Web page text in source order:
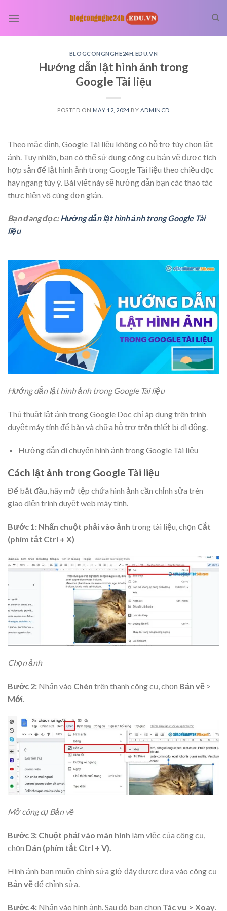
BLOGCONGNGHE24H.EDU.VN
Hướng dẫn lật hình ảnh trong
Google Tài liệu
POSTED ON MAY 12, 2024 BY ADMINCD
Theo mặc định, Google Tài liệu không có hỗ trợ tùy chọn lật
ảnh. Tuy nhiên, bạn có thể sử dụng công cụ bản vẽ được tích
hợp sẵn để lật hình ảnh trong Google Tài liệu theo chiều dọc
hay ngang tùy ý. Bài viết này sẽ hướng dẫn bạn các thao tác
thực hiện vô cùng đơn giản.
Bạn đang đọc:Hướng dẫn lật hình ảnh trong Google Tài
liệu
Hướng dẫn lật hình ảnh trong Google Tài liệu
Thủ thuật lật ảnh trong Google Doc chỉ áp dụng trên trình
duyệt máy tính để bàn và chữa hỗ trợ trên thiết bị di động.
Hướng dẫn di chuyển hình ảnh trong Google Tài liệu
Cách lật ảnh trong Google Tài liệu
Để bắt đầu, hãy mở tệp chứa hình ảnh cần chỉnh sửa trên
giao diện trình duyệt web máy tính.
Bước 1: Nhấn chuột phải vào ảnh trong tài liệu, chọn Cắt
(phím tắt Ctrl + X)
Chọn ảnh
Bước 2: Nhấn vào Chèn trên thanh công cụ, chọn Bản vẽ >
Mới
Mở công cụ Bản vẽ
Bước 3: Chuột phải vào màn hình làm việc của công cụ,
chọn Dán (phím tắt Ctrl + V).
Hình ảnh bạn muốn chỉnh sửa giờ đây được đưa vào công cụ
Bản vẽđể chỉnh sửa.
Bước 4: Nhấn vào hình ảnh. Sau đó bạn chọn Tác vụ > Xoay